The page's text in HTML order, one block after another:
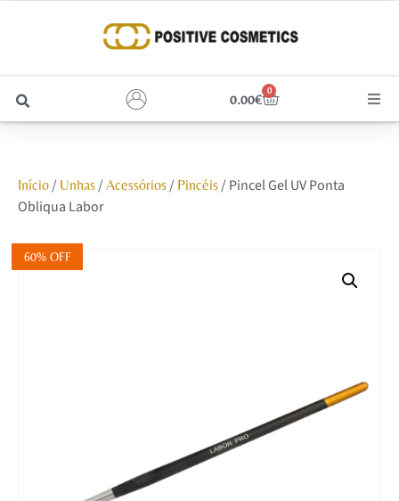
0.00€
0
Unhas
Início/ Unhas/ Acessórios/ Pincéis/ Pincel Gel UV Ponta
Obliqua Labor
60% OFF